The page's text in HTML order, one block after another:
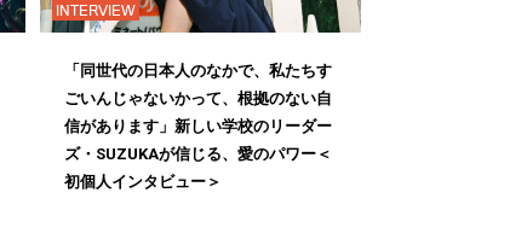
INTERVIEW
「同世代の日本人のなかで、私たちす
ごいんじゃないかって、根拠のない自
信があります」新しい学校のリーダー
ズ・SUZUKAが信じる、愛のパワー＜
初個人インタビュー＞